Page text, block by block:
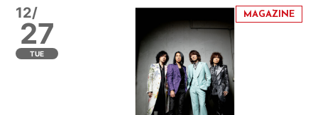
12/
27
TUE